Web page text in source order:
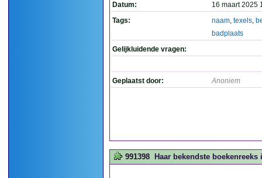
Datum:
16 maart 2025
Tags:
naam, texels,
badplaats
Gelijkluidende vragen:
Geplaatst door: Anoniem
991398 Haar bekendste